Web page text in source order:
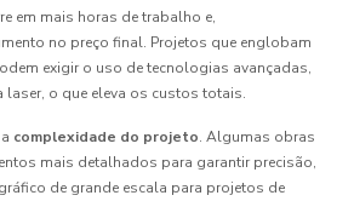
em mais horas de trabalho e,
no preço final. Projetos que englobam
exigir o uso de tecnologias avançadas,
laser, o que eleva os custos totais.
complexidade do projeto. Algumas obras
mais detalhados para garantir precisão,
de grande escala para projetos de